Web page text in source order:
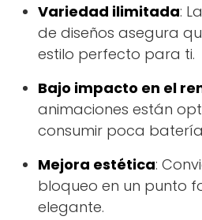
Variedad ilimitada:
de diseños asegura
estilo perfecto para ti.
Bajo impacto en el
animaciones están
consumir poca
Mejora estética:
bloqueo en un punto
elegante.